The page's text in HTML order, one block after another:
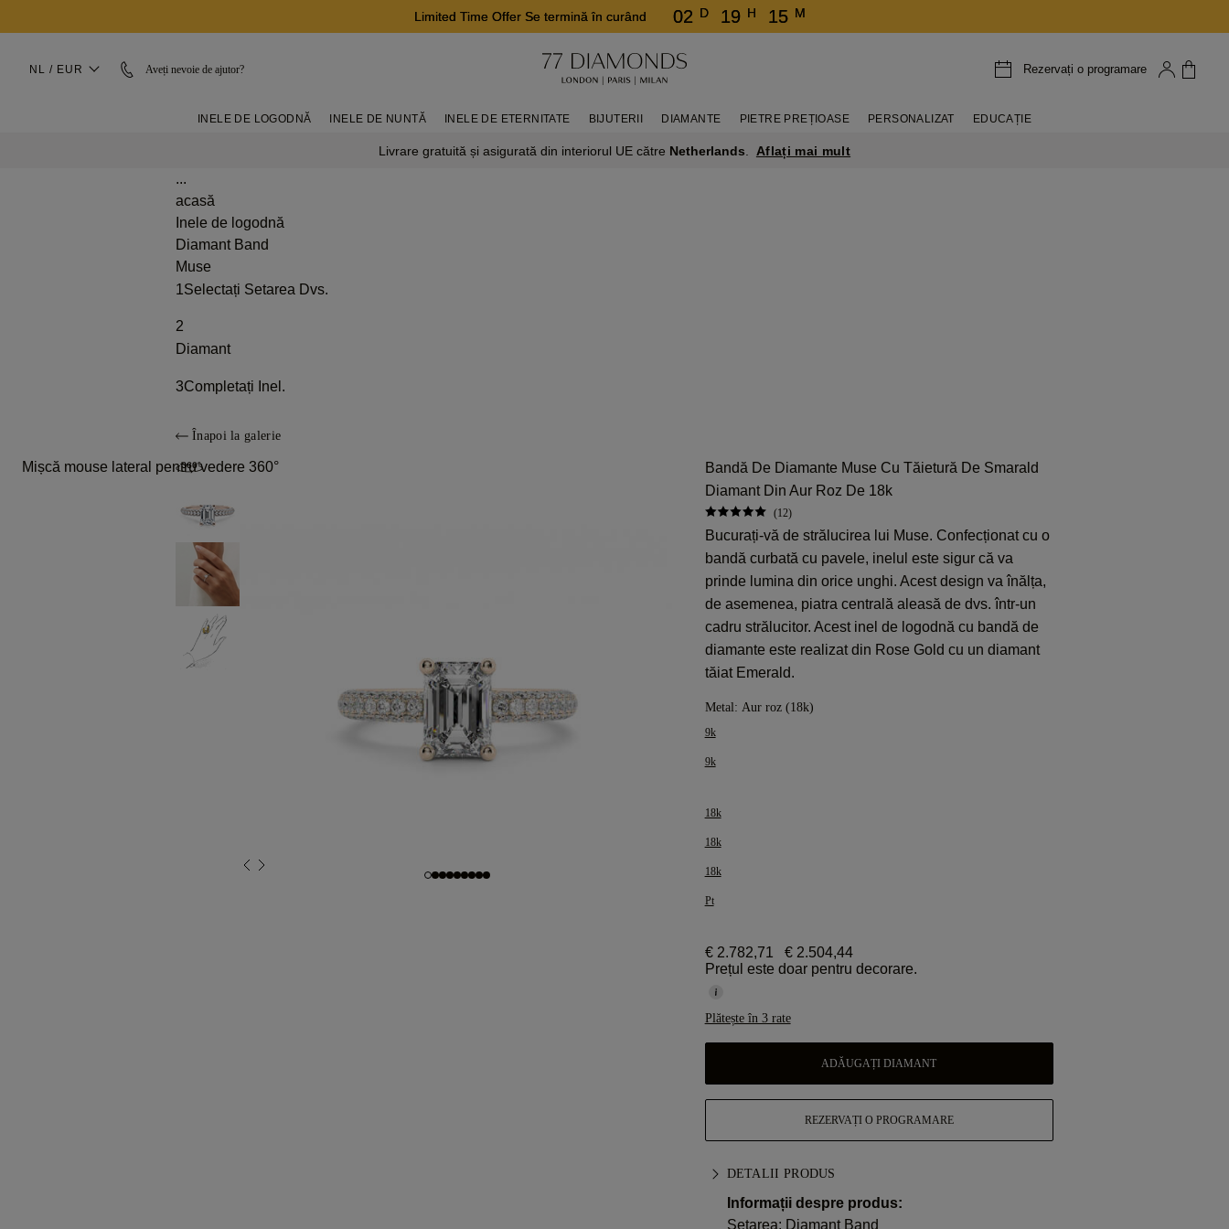
Limited Time Offer Se termină în curând 02 D 19 H 15 M
NL / EUR Aveți nevoie de ajutor? Rezervați o programare
INELE DE LOGODNĂ INELE DE NUNTĂ INELE DE ETERNITATE BIJUTERII DIAMANTE PIETRE PREȚIOASE PERSONALIZAT EDUCAȚIE
Livrare gratuită și asigurată din interiorul UE către Netherlands Aflați mai mult
...
acasă
Inele de logodnă
Diamant Band
Muse
1Selectați Setarea Dvs.
2
Diamant
3Completați Inel.
Înapoi la galerie
Mișcă mouse lateral pentru vedere 360°
Bandă De Diamante Muse Cu Tăietură De Smarald
Diamant Din Aur Roz De 18k
(12)
Bucurați-vă de strălucirea lui Muse. Confecționat cu o
bandă curbată cu pavele, inelul este sigur că va
prinde lumina din orice unghi. Acest design va înălța,
de asemenea, piatra centrală aleasă de dvs. într-un
cadru strălucitor. Acest inel de logodnă cu bandă de
diamante este realizat din Rose Gold cu un diamant
tăiat Emerald.
Metal: Aur roz (18k)
9k
9k
18k
18k
18k
Pt
€ 2.782,71
€ 2.504,44
Prețul este doar pentru decorare.
Plătește în 3 rate
ADĂUGAȚI DIAMANT
REZERVAȚI O PROGRAMARE
DETALII PRODUS
Informații despre produs:
Setarea: Diamant Band